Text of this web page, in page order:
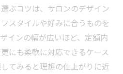
ぶコツは、サロンのデザイン
スタイルや好みに合うものを
インの幅が広いほど、定額内
にも柔軟に対応できるケース
てみると理想の仕上がりに近